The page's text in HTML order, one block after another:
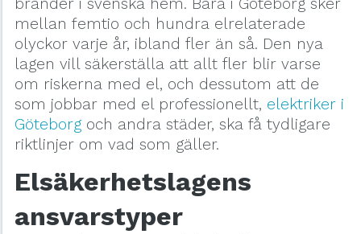
bränder i svenska hem. Bara i Göteborg sker
mellan femtio och hundra elrelaterade
olyckor varje år, ibland fler än så. Den nya
lagen vill säkerställa att allt fler blir varse
om riskerna med el, och dessutom att de
som jobbar med el professionellt, elektriker i
Göteborg och andra städer, ska få tydligare
riktlinjer om vad som gäller.
Elsäkerhetslagens
ansvarstyper